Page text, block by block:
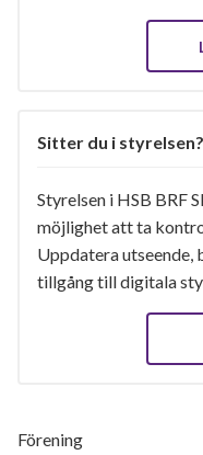
Sitter du i styrelsen?
Styrelsen i HSB BRF
möjlighet att ta
Uppdatera utseende,
tillgång till digitala
Förening